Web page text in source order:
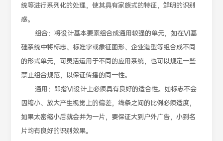
统等进行系列化的处理，使其具有家族式的特征，鲜明的识别
感。
组合：将设计基本要素组合成通用较强的单元，如在VI基
础系统中将标志、标准字或象征图形、企业造型等组合成不同
的形式单元，可灵活运用于不同的应用系统，也可以规定一些
禁止组合规范，以保证传播的同一性。
通用：即指VI设计上必须具有良好的适合性。如标志不会
因缩小、放大产生视觉上的偏差，线条之间的比例必须适度，
如果太密缩小后就会并为一片，要保证大到户外广告，小到名
片均有良好的识别效果。